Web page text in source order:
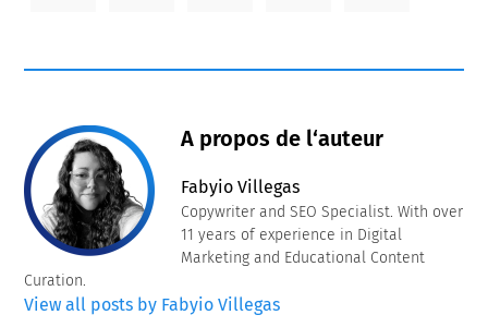
A propos de l‘auteur
Fabyio Villegas
Copywriter and SEO Specialist. With over
11 years of experience in Digital
Marketing and Educational Content
Curation.
View all posts by Fabyio Villegas